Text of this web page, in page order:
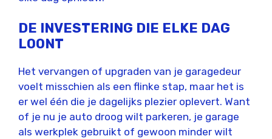
DE INVESTERING DIE ELKE DAG
LOONT
Het vervangen of upgraden van je garagedeur
voelt misschien als een flinke stap, maar het is
er wel één die je dagelijks plezier oplevert. Want
of je nu je auto droog wilt parkeren, je garage
als werkplek gebruikt of gewoon minder wilt